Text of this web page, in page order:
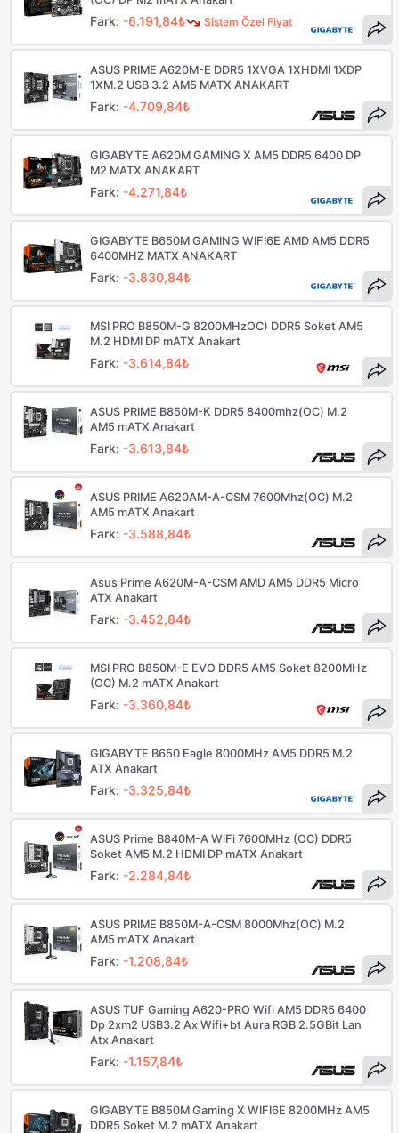
Sistem Özel Fiyat
Fark: -6.191,84₺
ASUS PRIME A620M-E DDR5 1XVGA 1XHDMI 1XDP
1XM.2 USB 3.2 AM5 MATX ANAKART
Fark: -4.709,84₺
GIGABYTE A620M GAMING X AM5 DDR5 6400 DP
M2 MATX ANAKART
Fark: -4.271,84₺
GIGABYTE B650M GAMING WIFI6E AMD AM5 DDR5
6400MHZ MATX ANAKART
Fark: -3.830,84₺
MSI PRO B850M-G 8200MHzOC) DDR5 Soket AM5
M.2 HDMI DP mATX Anakart
Fark: -3.614,84₺
ASUS PRIME B850M-K DDR5 8400mhz(OC) M.2
AM5 mATX Anakart
Fark: -3.613,84₺
ASUS PRIME A620AM-A-CSM 7600Mhz(OC) M.2
AM5 mATX Anakart
Fark: -3.588,84₺
Asus Prime A620M-A-CSM AMD AM5 DDR5 Micro
ATX Anakart
Fark: -3.452,84₺
MSI PRO B850M-E EVO DDR5 AM5 Soket 8200MHz
(OC) M.2 mATX Anakart
Fark: -3.360,84₺
GIGABYTE B650 Eagle 8000MHz AM5 DDR5 M.2
ATX Anakart
Fark: -3.325,84₺
ASUS Prime B840M-A WiFi 7600MHz (OC) DDR5
Soket AM5 M.2 HDMI DP mATX Anakart
Fark: -2.284,84₺
ASUS PRIME B850M-A-CSM 8000Mhz(OC) M.2
AM5 mATX Anakart
Fark: -1.208,84₺
ASUS TUF Gaming A620-PRO Wifi AM5 DDR5 6400
Dp 2xm2 USB3.2 Ax Wifi+bt Aura RGB 2.5GBit Lan
Atx Anakart
Fark: -1.157,84₺
GIGABYTE B850M Gaming X WIFI6E 8200MHz AM5
DDR5 Soket M.2 mATX Anakart